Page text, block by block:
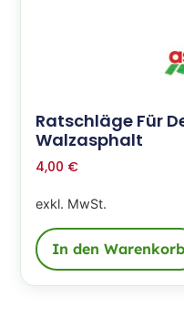
Ratschläge Für
Walzasphalt
4,00 €
exkl. MwSt.
In den Warenkorb